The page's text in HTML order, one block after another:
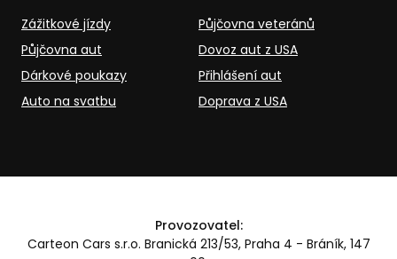
Zážitkové jízdy
Půjčovna aut
Dárkové poukazy
Auto na svatbu
Půjčovna veteránů
Dovoz aut z USA
Přihlášení aut
Doprava z USA
Provozovatel:
Carteon Cars s.r.o. Branická 213/53, Praha 4 - Bráník, 147